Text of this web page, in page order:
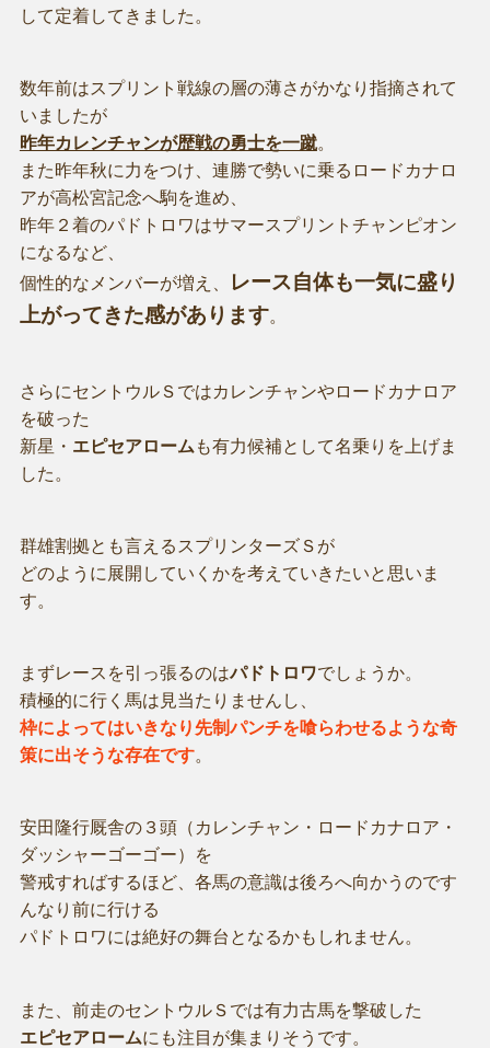
して定着してきました。
数年前はスプリント戦線の層の薄さがかなり指摘されて
いましたが
昨年カレンチャンが歴戦の勇士を一蹴。
また昨年秋に力をつけ、連勝で勢いに乗るロードカナロ
アが高松宮記念へ駒を進め、
昨年２着のパドトロワはサマースプリントチャンピオン
になるなど、
個性的なメンバーが増え、
レース自体も一気に盛り
上がってきた感があります。
さらにセントウルＳではカレンチャンやロードカナロア
を破った
新星・ エピセアローム も有力候補として名乗りを上げま
した。
群雄割拠とも言えるスプリンターズＳが
どのように展開していくかを考えていきたいと思いま
す。
まずレースを引っ張るのはパドトロワでしょうか。
積極的に行く馬は見当たりませんし、
枠によってはいきなり先制パンチを喰らわせるような奇
策に出そうな存在です。
安田隆行厩舎の３頭（カレンチャン・ロードカナロア・
ダッシャーゴーゴー）を
警戒すればするほど、各馬の意識は後ろへ向かうのです
んなり前に行ける
パドトロワには絶好の舞台となるかもしれません。
また、前走のセントウルＳでは有力古馬を撃破した
エピセアロームにも注目が集まりそうです。